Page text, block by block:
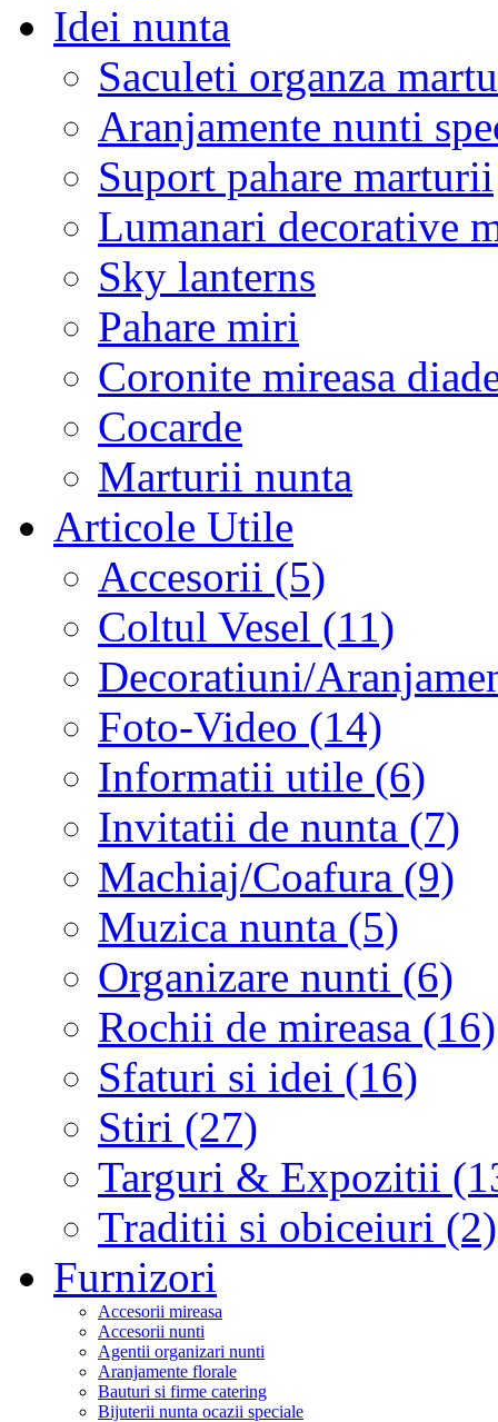
Idei nunta
Saculeti organza
Aranjamente nunti
Suport pahare marturii
Lumanari decorative
Sky lanterns
Pahare miri
Coronite mireasa
Cocarde
Marturii nunta
Articole Utile
Accesorii (5)
Coltul Vesel (11)
Decoratiuni/
Foto-Video (14)
Informatii utile (6)
Invitatii de nunta (7)
Machiaj/Coafura (9)
Muzica nunta (5)
Organizare nunti (6)
Rochii de mireasa (16)
Sfaturi si idei (16)
Stiri (27)
Targuri & Expozitii
Traditii si obiceiuri (2)
Furnizori
Accesorii mireasa
Accesorii nunti
Agentii organizari nunti
Aranjamente florale
Bauturi si firme catering
Bijuterii nunta ocazii speciale